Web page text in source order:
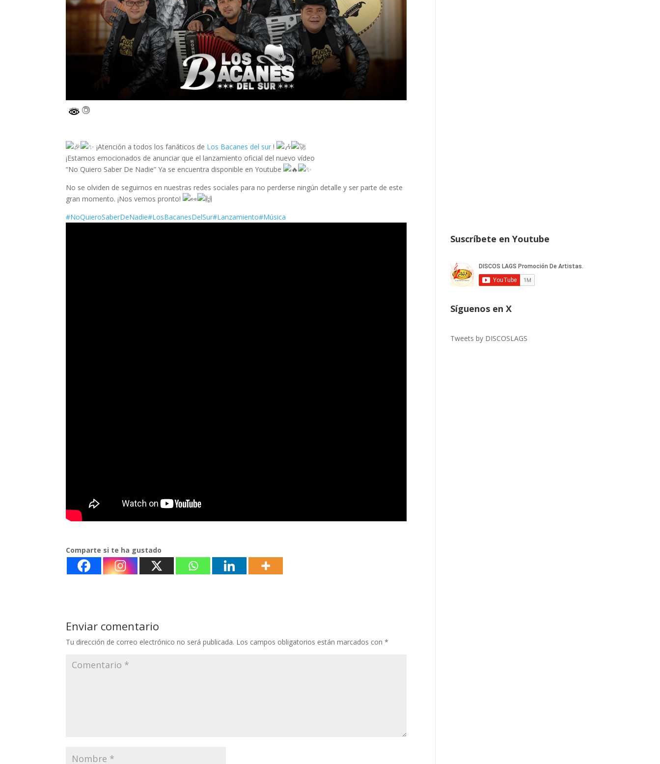
¡Atención a todos los fanáticos de Los Bacanes del sur !
¡Estamos emocionados de anunciar que el lanzamiento oficial del nuevo vídeo
“No Quiero Saber De Nadie” Ya se encuentra disponible en Youtube
No se olviden de seguirnos en nuestras redes sociales para no perderse ningún detalle y ser parte de este
gran momento. ¡Nos vemos pronto!
#NoQuieroSaberDeNadie#LosBacanesDelSur#Lanzamiento#Música
Comparte si te ha gustado
Enviar comentario
Tu dirección de correo electrónico no será publicada. Los campos obligatorios están marcados con*
Suscríbete en Youtube
Síguenos en X
Tweets by DISCOSLAGS